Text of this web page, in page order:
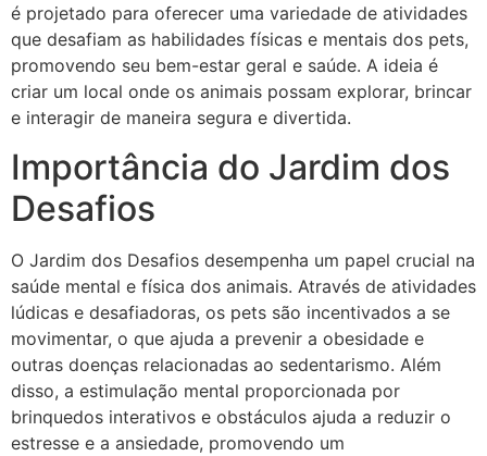
é projetado para oferecer uma variedade de atividades
que desafiam as habilidades físicas e mentais dos pets,
promovendo seu bem-estar geral e saúde. A ideia é
criar um local onde os animais possam explorar, brincar
e interagir de maneira segura e divertida.
Importância do Jardim dos
Desafios
O Jardim dos Desafios desempenha um papel crucial na
saúde mental e física dos animais. Através de atividades
lúdicas e desafiadoras, os pets são incentivados a se
movimentar, o que ajuda a prevenir a obesidade e
outras doenças relacionadas ao sedentarismo. Além
disso, a estimulação mental proporcionada por
brinquedos interativos e obstáculos ajuda a reduzir o
estresse e a ansiedade, promovendo um